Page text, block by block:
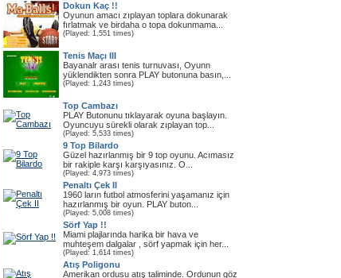
Dokun Kaç !!
Oyunun amacı zıplayan toplara dokunarak
fırlatmak ve birdaha o topa dokunmama...
(Played: 1,551 times)
Tenis Maçı III
Bayanalr arası tenis turnuvası, Oyunn
yüklendikten sonra PLAY butonuna basın,...
(Played: 1,243 times)
Top Cambazı
PLAY Butonunu tıklayarak oyuna başlayın.
Oyuncuyu sürekli olarak zıplayan top...
(Played: 5,533 times)
9 Top Bilardo
Güzel hazırlanmış bir 9 top oyunu. Acımasız
bir rakiple karşı karşıyasınız. O...
(Played: 4,973 times)
Penaltı Çek II
1960 ların futbol atmosferini yaşamanız için
hazırlanmış bir oyun. PLAY buton...
(Played: 5,008 times)
Sörf Yap !!
Miami plajlarında harika bir hava ve
muhteşem dalgalar , sörf yapmak için her...
(Played: 1,614 times)
Atış Poligonu
Amerikan ordusu atış taliminde. Ordunun göz